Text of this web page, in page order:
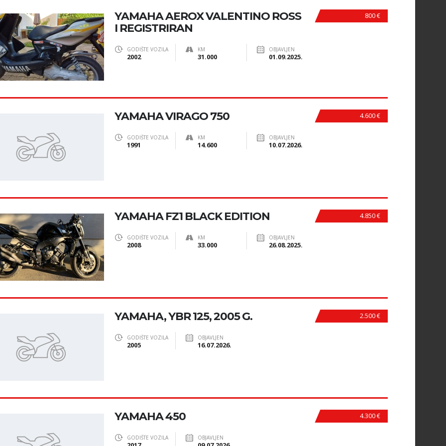
800 €
YAMAHA AEROX VALENTINO ROSS
I REGISTRIRAN
GODIŠTE VOZILA
2002
KM
31.000
OBJAVLJEN
01.09.2025.
4.600 €
YAMAHA VIRAGO 750
GODIŠTE VOZILA
1991
KM
14.600
OBJAVLJEN
10.07.2026.
4.850 €
YAMAHA FZ1 BLACK EDITION
GODIŠTE VOZILA
2008
KM
33.000
OBJAVLJEN
26.08.2025.
2.500 €
YAMAHA, YBR 125, 2005 G.
GODIŠTE VOZILA
2005
OBJAVLJEN
16.07.2026.
4.300 €
YAMAHA 450
GODIŠTE VOZILA OBJAVLJEN